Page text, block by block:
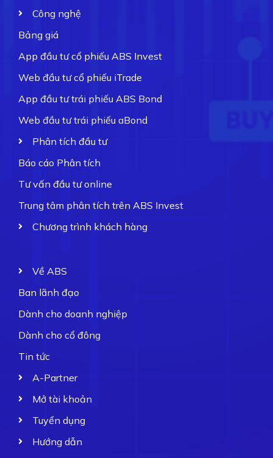
Công nghệ
Bảng giá
App đầu tư cổ phiếu ABS Invest
Web đầu tư cổ phiếu iTrade
App đầu tư trái phiếu ABS Bond
Web đầu tư trái phiếu aBond
Phân tích đầu tư
Báo cáo Phân tích
Tư vấn đầu tư online
Trung tâm phân tích trên ABS Invest
Chương trình khách hàng
Về ABS
Ban lãnh đạo
Dành cho doanh nghiệp
Dành cho cổ đông
Tin tức
A-Partner
Mở tài khoản
Tuyển dụng
Hướng dẫn